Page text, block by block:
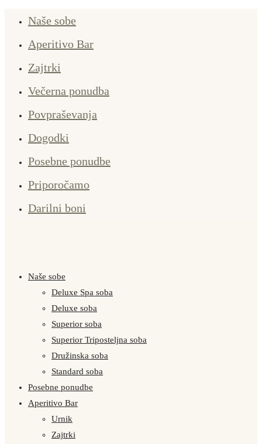
Naše sobe
Aperitivo Bar
Zajtrki
Večerna ponudba
Povpraševanja
Dogodki
Posebne ponudbe
Priporočamo
Darilni boni
Naše sobe
Deluxe Spa soba
Deluxe soba
Superior soba
Superior Triposteljna soba
Družinska soba
Standard soba
Posebne ponudbe
Aperitivo Bar
Urnik
Zajtrki